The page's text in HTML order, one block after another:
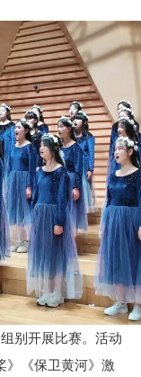
别开展比赛。活动
》《保卫黄河》激